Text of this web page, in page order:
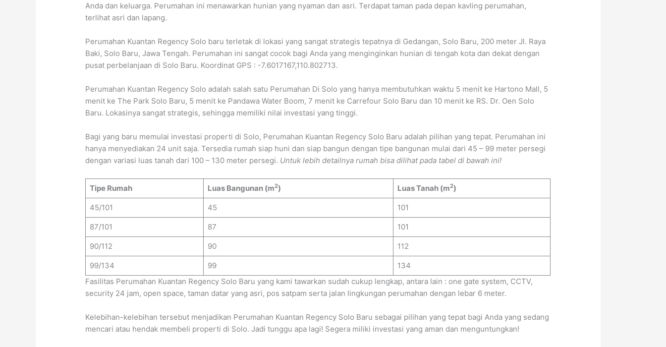
Anda dan keluarga. Perumahan ini menawarkan hunian yang nyaman dan asri. Terdapat taman pada depan kavling perumahan,
terlihat asri dan lapang.
Perumahan Kuantan Regency Solo baru terletak di lokasi yang sangat strategis tepatnya di Gedangan, Solo Baru, 200 meter Jl. Raya
Baki, Solo Baru, Jawa Tengah. Perumahan ini sangat cocok bagi Anda yang menginginkan hunian di tengah kota dan dekat dengan
pusat perbelanjaan di Solo Baru. Koordinat GPS : -7.6017167,110.802713.
Perumahan Kuantan Regency Solo adalah salah satu Perumahan Di Solo yang hanya membutuhkan waktu 5 menit ke Hartono Mall, 5
menit ke The Park Solo Baru, 5 menit ke Pandawa Water Boom, 7 menit ke Carrefour Solo Baru dan 10 menit ke RS. Dr. Oen Solo
Baru. Lokasinya sangat strategis, sehingga memiliki nilai investasi yang tinggi.
Bagi yang baru memulai investasi properti di Solo, Perumahan Kuantan Regency Solo Baru adalah pilihan yang tepat. Perumahan ini
hanya menyediakan 24 unit saja. Tersedia rumah siap huni dan siap bangun dengan tipe bangunan mulai dari 45 – 99 meter persegi
dengan variasi luas tanah dari 100 – 130 meter persegi. Untuk lebih detailnya rumah bisa dilihat pada tabel di bawah ini!
Tipe Rumah Luas Bangunan (m2) Luas Tanah (m2)
45/101 45 101
87/101 87 101
90/112 90 112
99/134 99
134
Fasilitas Perumahan Kuantan Regency Solo Baru yang kami tawarkan sudah cukup lengkap, antara lain : one gate system, CCTV,
security 24 jam, open space, taman datar yang asri, pos satpam serta jalan lingkungan perumahan dengan lebar 6 meter.
Kelebihan-kelebihan tersebut menjadikan Perumahan Kuantan Regency Solo Baru sebagai pilihan yang tepat bagi Anda yang sedang
mencari atau hendak membeli properti di Solo. Jadi tunggu apa lagi! Segera miliki investasi yang aman dan menguntungkan!